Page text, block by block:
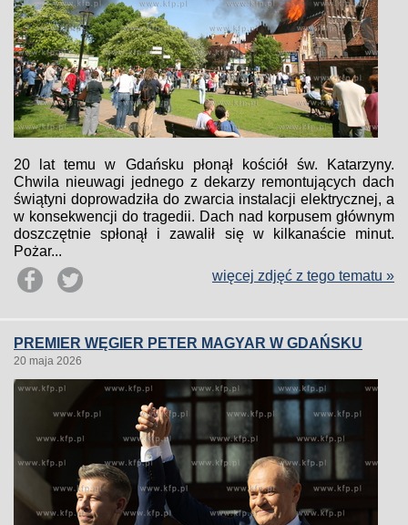
20 lat temu w Gdańsku płonął kościół św. Katarzyny.
Chwila nieuwagi jednego z dekarzy remontujących dach
świątyni doprowadziła do zwarcia instalacji elektrycznej, a
w konsekwencji do tragedii. Dach nad korpusem głównym
doszczętnie spłonął i zawalił się w kilkanaście minut.
Pożar...
więcej zdjęć z tego tematu »
PREMIER WĘGIER PETER MAGYAR W GDAŃSKU
20 maja 2026